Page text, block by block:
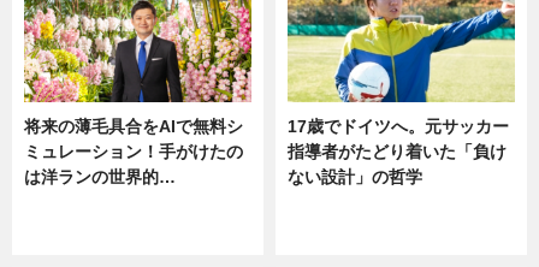
将来の薄毛具合をAIで無料シ
ミュレーション！手がけたの
は洋ランの世界的…
17歳でドイツへ。元サッカー
指導者がたどり着いた「負け
ない設計」の哲学